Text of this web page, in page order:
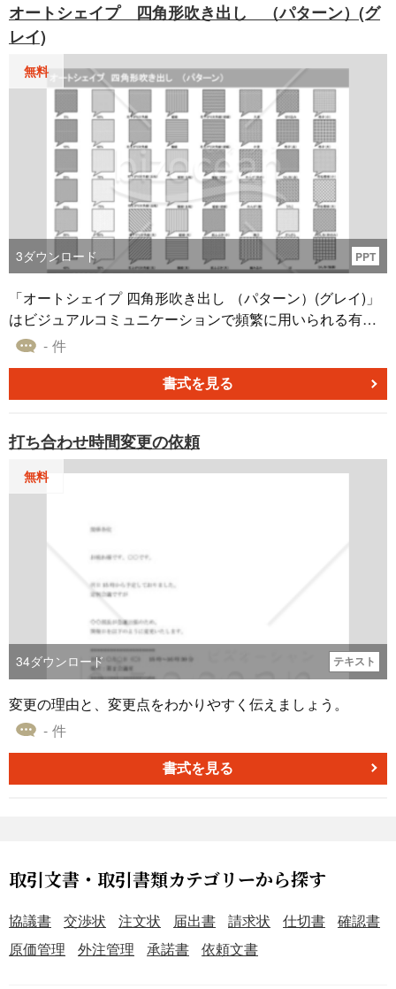
レートを活用してみてはいかがでしょうか。
オートシェイプ 四角形吹き出し （パターン）(グ
レイ)
無料
3ダウンロード PPT
「オートシェイプ 四角形吹き出し （パターン）(グレイ)」
はビジュアルコミュニケーションで頻繁に用いられる有用
なオートシェイプ素材です。この図形は特に、内容が多い
ます。多種多様な塗りつぶし効果のパターンを選ぶこと
で、一般的な会議から学術的な研究発表まで、幅広い用途
小規模なプロジェクトから、大規模なビジネスプレゼンテ
ーションまでお使いいただけます。
- 件
書式を見る
打ち合わせ時間変更の依頼
無料
34ダウンロード テキスト
変更の理由と、変更点をわかりやすく伝えましょう。
- 件
書式を見る
取引文書・取引書類カテゴリーから探す
協議書 交渉状 注文状 届出書 請求状 仕切書
確認書
原価管理
外注管理 承諾書 依頼文書